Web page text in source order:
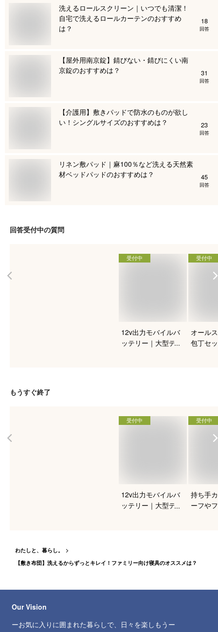
洗えるロールスクリーン｜いつでも清潔！
自宅で洗えるロールカーテンのおすすめ
は？
18
回答
【屋外用南京錠】錆びない・錆びにくい南
京錠のおすすめは？
31
回答
【介護用】敷きパッドで防水のものが欲し
い！シングルサイズのおすすめは？
23
回答
リネン敷パッド｜麻100％など洗える天然素
材ベッドパッドのおすすめは？
45
回答
回答受付中の質問
受付中
12v出力モバイルバ
ッテリー｜大型デバ
受付中
オール
包丁セ
もうすぐ終了
受付中
12v出力モバイルバ
ッテリー｜大型デバ
受付中
持ち手
ーフや
わたしと、暮らし。
【敷き布団】洗えるからずっとキレイ！ファミリー向け寝具のオススメは？
Our Vision
ーお気に入りに囲まれた暮らしで、日々を楽しもうー